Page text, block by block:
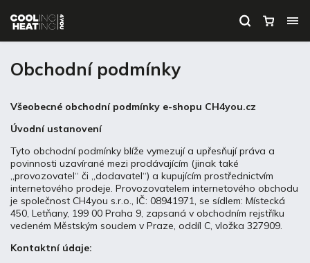
Obchodní podmínky
Všeobecné obchodní podmínky e-shopu CH4you.cz
Úvodní ustanovení
Tyto obchodní podmínky blíže vymezují a upřesňují práva a
povinnosti uzavírané mezi prodávajícím (jinak také
„provozovatel“ či „dodavatel“) a kupujícím prostřednictvím
internetového prodeje. Provozovatelem internetového obchodu
je společnost CH4you s.r.o., IČ: 08941971, se sídlem: Místecká
450, Letňany, 199 00 Praha 9, zapsaná v obchodním rejstříku
vedeném Městským soudem v Praze, oddíl C, vložka 327909.
Kontaktní údaje: